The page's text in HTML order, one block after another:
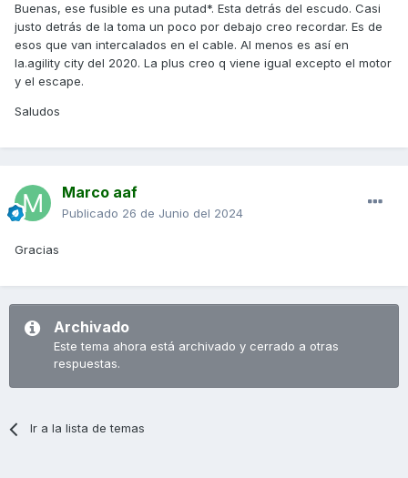
Buenas, ese fusible es una putad*. Esta detrás del escudo. Casi
justo detrás de la toma un poco por debajo creo recordar. Es de
esos que van intercalados en el cable. Al menos es así en
la.agility city del 2020. La plus creo q viene igual excepto el motor
y el escape.
Saludos
Marco aaf
Publicado 26 de Junio del 2024
Gracias
Archivado
Este tema ahora está archivado y cerrado a otras
respuestas.
Ir a la lista de temas